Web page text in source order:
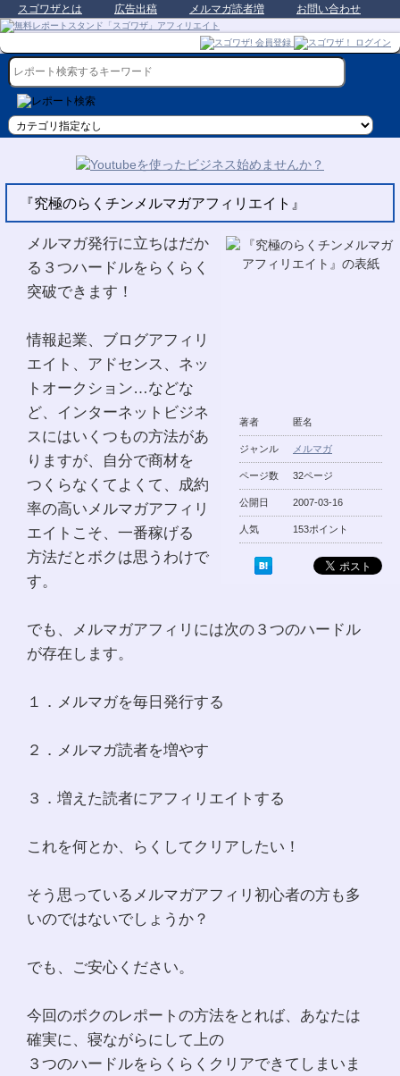
スゴワザとは 広告出稿 メルマガ読者増 お問い合わせ
『究極のらくチンメルマガアフィリエイト』
著者 匿名
ジャンル メルマガ
ページ数 32ページ
公開日 2007-03-16
人気 153ポイント
メルマガ発行に立ちはだか
る３つハードルをらくらく
突破できます！
情報起業、ブログアフィリ
エイト、アドセンス、ネッ
トオークション…などな
ど、インターネットビジネ
スにはいくつもの方法があ
りますが、自分で商材を
つくらなくてよくて、成約
率の高いメルマガアフィリ
エイトこそ、一番稼げる
方法だとボクは思うわけで
す。
でも、メルマガアフィリには次の３つのハードル
が存在します。
１．メルマガを毎日発行する
２．メルマガ読者を増やす
３．増えた読者にアフィリエイトする
これを何とか、らくしてクリアしたい！
そう思っているメルマガアフィリ初心者の方も多
いのではないでしょうか？
でも、ご安心ください。
今回のボクのレポートの方法をとれば、あなたは
確実に、寝ながらにして上の
３つのハードルをらくらくクリアできてしまいま